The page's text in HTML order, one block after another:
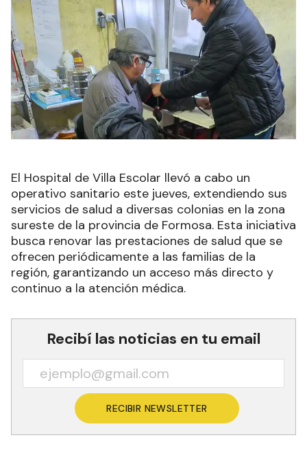
El Hospital de Villa Escolar llevó a cabo un
operativo sanitario este jueves, extendiendo sus
servicios de salud a diversas colonias en la zona
sureste de la provincia de Formosa. Esta iniciativa
busca renovar las prestaciones de salud que se
ofrecen periódicamente a las familias de la
región, garantizando un acceso más directo y
continuo a la atención médica.
Recibí las noticias en tu email
RECIBIR NEWSLETTER